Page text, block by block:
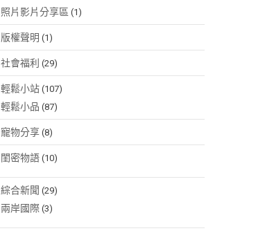
照片影片分享區 (1)
版權聲明 (1)
社會福利 (29)
輕鬆小站 (107)
輕鬆小品 (87)
寵物分享 (8)
閨密物語 (10)
綜合新聞 (29)
兩岸國際 (3)